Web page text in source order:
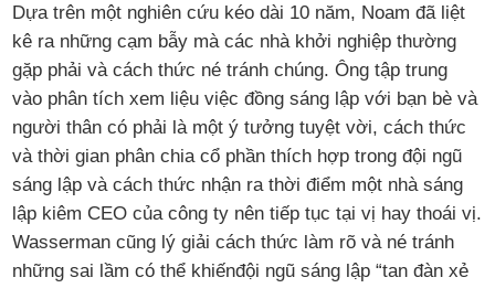
Dựa trên một nghiên cứu kéo dài 10 năm, Noam đã liệt
kê ra những cạm bẫy mà các nhà khởi nghiệp thường
gặp phải và cách thức né tránh chúng. Ông tập trung
vào phân tích xem liệu việc đồng sáng lập với bạn bè và
người thân có phải là một ý tưởng tuyệt vời, cách thức
và thời gian phân chia cổ phần thích hợp trong đội ngũ
sáng lập và cách thức nhận ra thời điểm một nhà sáng
lập kiêm CEO của công ty nên tiếp tục tại vị hay thoái vị.
Wasserman cũng lý giải cách thức làm rõ và né tránh
những sai lầm có thể khiếnđội ngũ sáng lập “tan đàn xẻ